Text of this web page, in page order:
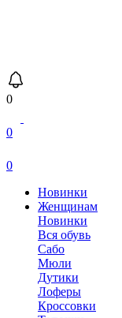
0
0
0
Новинки
Женщинам
Новинки
Вся обувь
Сабо
Мюли
Дутики
Лоферы
Кроссовки